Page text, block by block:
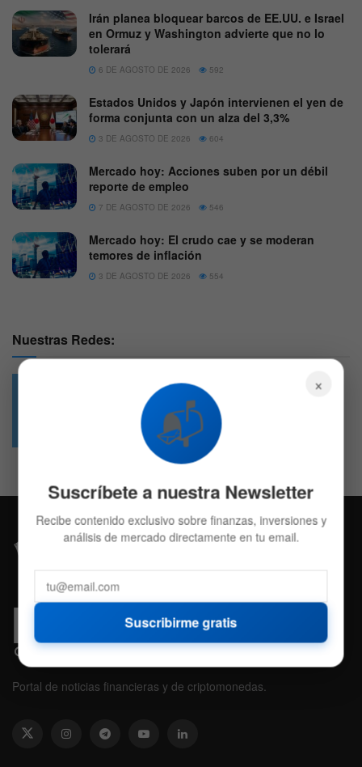
Irán planea bloquear barcos de EE.UU. e Israel
en Ormuz y Washington advierte que no lo
tolerará
6 DE AGOSTO DE 2026 592
Estados Unidos y Japón intervienen el yen de
forma conjunta con un alza del 3,3%
3 DE AGOSTO DE 2026 604
Mercado hoy: Acciones suben por un débil
reporte de empleo
7 DE AGOSTO DE 2026 546
Mercado hoy: El crudo cae y se moderan
temores de inflación
3 DE AGOSTO DE 2026 554
Nuestras Redes:
4.7k
Followers
Portal de noticias financieras y de criptomonedas.
×
📬
Suscríbete a nuestra Newsletter
Recibe contenido exclusivo sobre finanzas, inversiones y
análisis de mercado directamente en tu email.
Suscribirme gratis